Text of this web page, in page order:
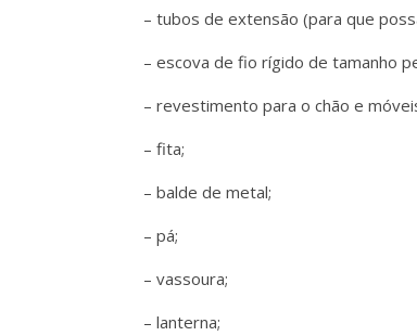
– tubos de extensão (para que
– escova de fio rígido de tamanho
– revestimento para o chão e
– fita;
– balde de metal;
– pá;
– vassoura;
– lanterna;